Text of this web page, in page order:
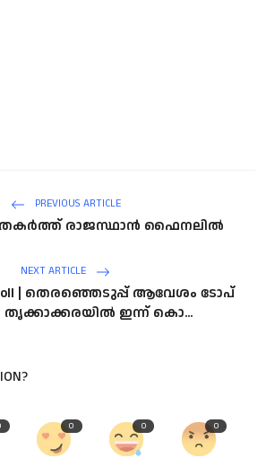
PREVIOUS ARTICLE
തകര്‍ത്ത് രാജസ്ഥാന്‍ ഫൈനലില്‍
NEXT ARTICLE
| തെരഞ്ഞെടുപ്പ് ആവേശം ടോപ്
തൃക്കാക്കരയില്‍ ഇന്ന് കൊ...
0 0 0